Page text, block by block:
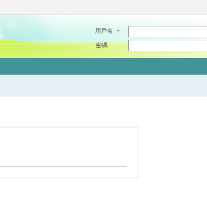
用戶名
密碼